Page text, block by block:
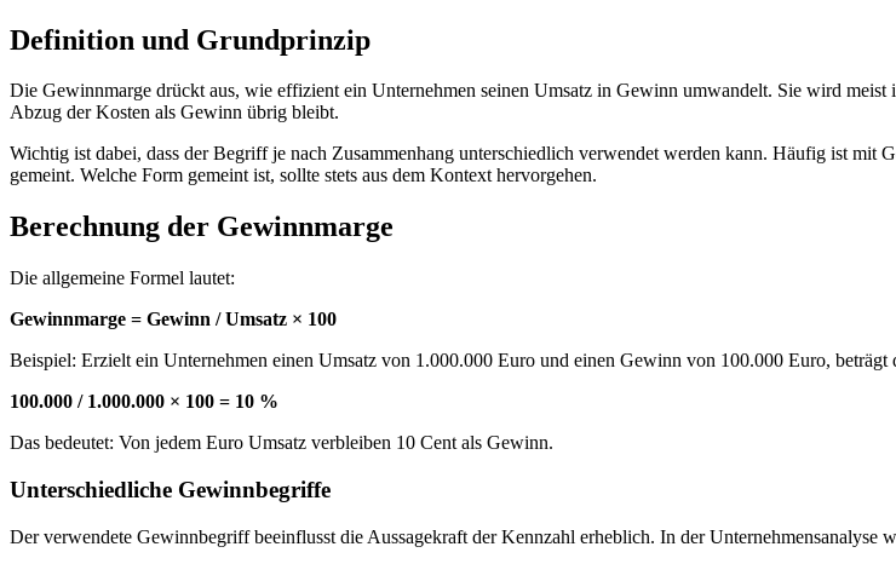
Definition und Grundprinzip
Die Gewinnmarge drückt aus, wie effizient ein Unternehmen seinen Umsatz in Gewinn umwandelt. Sie wird meist
Abzug der Kosten als Gewinn übrig bleibt.
Wichtig ist dabei, dass der Begriff je nach Zusammenhang unterschiedlich verwendet werden kann. Häufig ist mit
gemeint. Welche Form gemeint ist, sollte stets aus dem Kontext hervorgehen.
Berechnung der Gewinnmarge
Die allgemeine Formel lautet:
Gewinnmarge = Gewinn / Umsatz × 100
Beispiel: Erzielt ein Unternehmen einen Umsatz von 1.000.000 Euro und einen Gewinn von 100.000 Euro, beträgt
100.000 / 1.000.000 × 100 = 10 %
Das bedeutet: Von jedem Euro Umsatz verbleiben 10 Cent als Gewinn.
Unterschiedliche Gewinnbegriffe
Der verwendete Gewinnbegriff beeinflusst die Aussagekraft der Kennzahl erheblich. In der Unternehmensanalyse